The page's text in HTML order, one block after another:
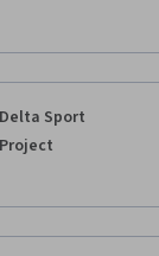
Delta Sport
Project